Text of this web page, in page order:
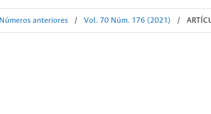
Números anteriores / Vol. 70 Núm. 176 (2021) /